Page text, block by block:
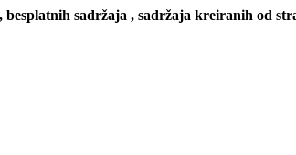
sadržaja , sadržaja kreiranih od